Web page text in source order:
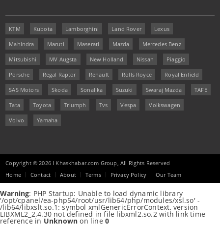
KTM Kubota Lamborghini Land Rover Lexus
Mahindra Maruti Maserati Mazda Mercedes Benz
Mitsubishi MV Augsta New Holland Nissan Piaggio
Porsche Regal Raptor Renault Rolls Royce Royal Enfield
SAS Motors Skoda Sonalika Suzuki Swaraj Mazda TAFE
Tata Toyota Triumph Tvs Vespa Volkswagen
Volvo Yamaha
Copyright © 2026 I Khaskhabar.com Group, All Rights Reserved
Home
Contact About Terms Privacy Policy Our Team
Warning: PHP Startup: Unable to load dynamic library
'/opt/cpanel/ea-php54/root/usr/lib64/php/modules/xsl.so' -
/lib64/libxslt.so.1: symbol xmlGenericErrorContext, version
LIBXML2_2.4.30 not defined in file libxml2.so.2 with link time
reference in Unknown on line0